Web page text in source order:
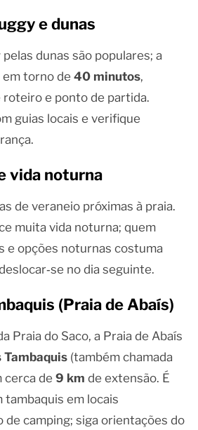
e dunas
dunas são populares; a
em torno de 40 minutos,
e ponto de partida.
guias locais e verifique
vida noturna
de veraneio próximas à praia.
muita vida noturna; quem
e opções noturnas costuma
no dia seguinte.
(Praia de Abaís)
Praia do Saco, a Praia de Abaís
Tambaquis(também chamada
cerca de 9 km de extensão. É
tambaquis em locais
camping; siga orientações do